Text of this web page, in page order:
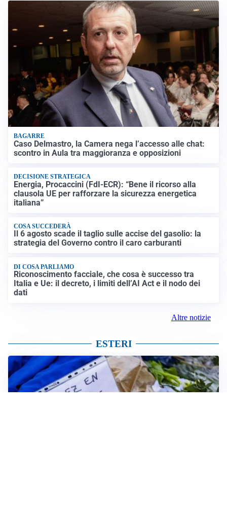
BAGARRE
Caso Delmastro, la Camera nega l’accesso alle chat:
scontro in Aula tra maggioranza e opposizioni
DECISIONE STRATEGICA
Energia, Procaccini (FdI-ECR): “Bene il ricorso alla
clausola UE per rafforzare la sicurezza energetica
italiana”
COSA SUCCEDERÀ
Il 6 agosto scade il taglio sulle accise del gasolio: la
strategia del Governo contro il caro carburanti
DI COSA PARLIAMO
Riconoscimento facciale, che cosa è successo tra
Italia e Ue: il decreto, i limiti dell’AI Act e il nodo dei
dati
Altre notizie
ESTERI